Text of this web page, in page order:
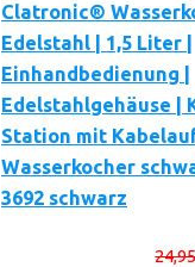
Clatronic®
Edelstahl | 1,5 Liter |
Einhandbedienung |
Edelstahlgehäuse |
Station mit
Wasserkocher
3692 schwarz